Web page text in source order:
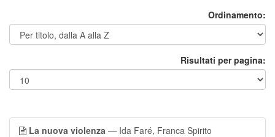
Ordinamento:
Risultati per pagina:
La nuova violenza — Ida Faré, Franca Spirito